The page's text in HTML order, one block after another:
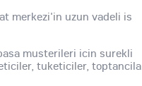
merkezi'in uzun vadeli is
musterileri icin surekli
tuketiciler,